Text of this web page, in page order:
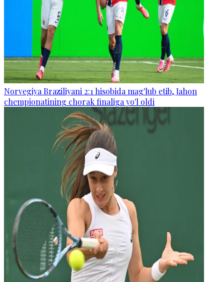
Norvegiya Braziliyani 2:1 hisobida mag'lub etib, Jahon
chempionatining chorak finaliga yo'l oldi